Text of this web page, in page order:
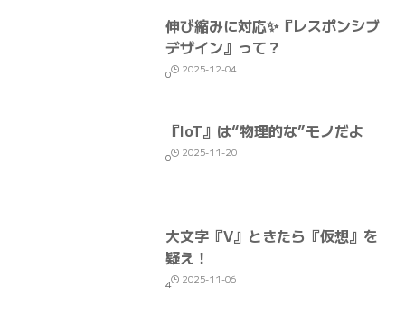
伸び縮みに対応✨『レスポンシブ
デザイン』って？
0 2025-12-04
『IoT』は“物理的な”モノだよ
0 2025-11-20
大文字『V』ときたら『仮想』を
疑え！
4 2025-11-06